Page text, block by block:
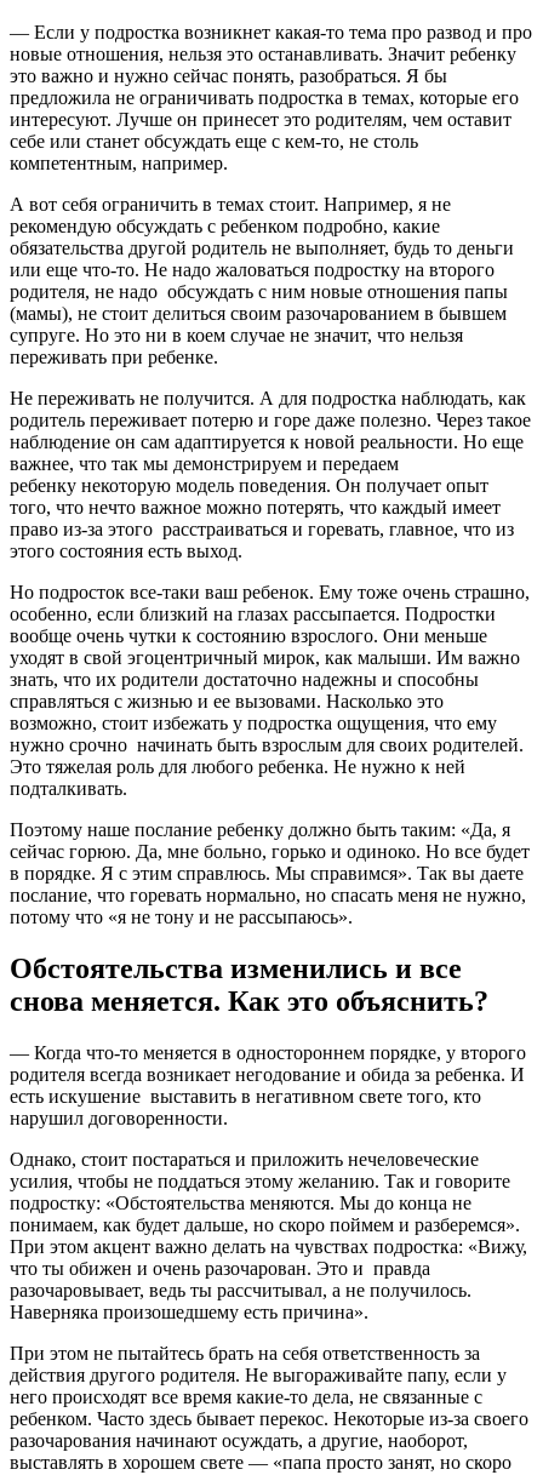
— Если у подростка возникнет какая-то тема про развод и про
новые отношения, нельзя это останавливать. Значит ребенку
это важно и нужно сейчас понять, разобраться. Я бы
предложила не ограничивать подростка в темах, которые его
интересуют. Лучше он принесет это родителям, чем оставит
себе или станет обсуждать еще с кем-то, не столь
компетентным, например.
А вот себя ограничить в темах стоит. Например, я не
рекомендую обсуждать с ребенком подробно, какие
обязательства другой родитель не выполняет, будь то деньги
или еще что-то. Не надо жаловаться подростку на второго
родителя, не надо обсуждать с ним новые отношения папы
(мамы), не стоит делиться своим разочарованием в бывшем
супруге. Но это ни в коем случае не значит, что нельзя
переживать при ребенке.
Не переживать не получится. А для подростка наблюдать, как
родитель переживает потерю и горе даже полезно. Через такое
наблюдение он сам адаптируется к новой реальности. Но еще
важнее, что так мы демонстрируем и передаем
ребенку некоторую модель поведения. Он получает опыт
того, что нечто важное можно потерять, что каждый имеет
право из-за этого расстраиваться и горевать, главное, что из
этого состояния есть выход.
Но подросток все-таки ваш ребенок. Ему тоже очень страшно,
особенно, если близкий на глазах рассыпается. Подростки
вообще очень чутки к состоянию взрослого. Они меньше
уходят в свой эгоцентричный мирок, как малыши. Им важно
знать, что их родители достаточно надежны и способны
справляться с жизнью и ее вызовами. Насколько это
возможно, стоит избежать у подростка ощущения, что ему
нужно срочно начинать быть взрослым для своих родителей.
Это тяжелая роль для любого ребенка. Не нужно к ней
подталкивать.
Поэтому наше послание ребенку должно быть таким: «Да, я
сейчас горюю. Да, мне больно, горько и одиноко. Но все будет
в порядке. Я с этим справлюсь. Мы справимся». Так вы даете
послание, что горевать нормально, но спасать меня не нужно,
потому что «я не тону и не рассыпаюсь».
Обстоятельства изменились и все
снова меняется. Как это объяснить?
— Когда что-то меняется в одностороннем порядке, у второго
родителя всегда возникает негодование и обида за ребенка. И
есть искушение выставить в негативном свете того, кто
нарушил договоренности.
Однако, стоит постараться и приложить нечеловеческие
усилия, чтобы не поддаться этому желанию. Так и говорите
подростку: «Обстоятельства меняются. Мы до конца не
понимаем, как будет дальше, но скоро поймем и разберемся».
При этом акцент важно делать на чувствах подростка: «Вижу,
что ты обижен и очень разочарован. Это и правда
разочаровывает, ведь ты рассчитывал, а не получилось.
Наверняка произошедшему есть причина».
При этом не пытайтесь брать на себя ответственность за
действия другого родителя. Не выгораживайте папу, если у
него происходят все время какие-то дела, не связанные с
ребенком. Часто здесь бывает перекос. Некоторые из-за своего
разочарования начинают осуждать, а другие, наоборот,
выставлять в хорошем свете — «папа просто занят, но скоро